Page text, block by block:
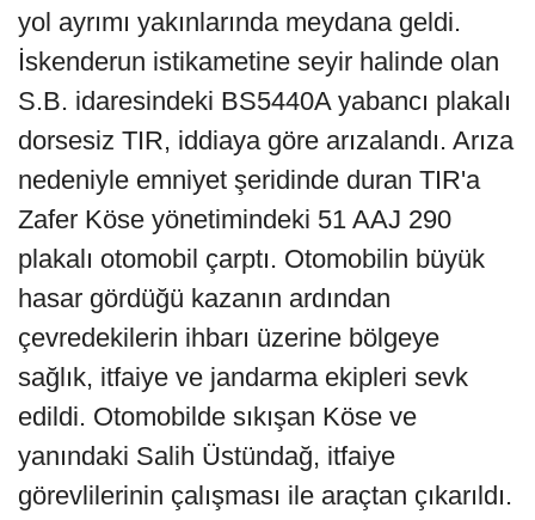
yol ayrımı yakınlarında meydana geldi.
İskenderun istikametine seyir halinde olan
S.B. idaresindeki BS5440A yabancı plakalı
dorsesiz TIR, iddiaya göre arızalandı. Arıza
nedeniyle emniyet şeridinde duran TIR'a
Zafer Köse yönetimindeki 51 AAJ 290
plakalı otomobil çarptı. Otomobilin büyük
hasar gördüğü kazanın ardından
çevredekilerin ihbarı üzerine bölgeye
sağlık, itfaiye ve jandarma ekipleri sevk
edildi. Otomobilde sıkışan Köse ve
yanındaki Salih Üstündağ, itfaiye
görevlilerinin çalışması ile araçtan çıkarıldı.